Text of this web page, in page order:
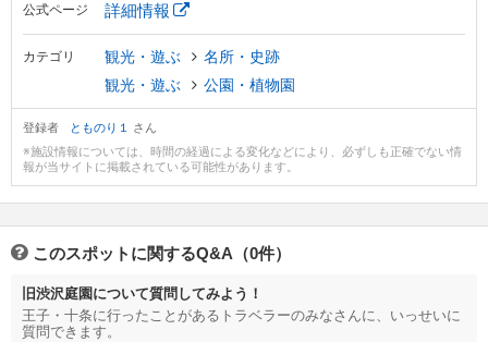
公式ページ 詳細情報
カテゴリ 観光・遊ぶ
名所・史跡
観光・遊ぶ
公園・植物園
登録者 とものり１ さん
※施設情報については、時間の経過による変化などにより、必ずしも正確でない情
報が当サイトに掲載されている可能性があります。
このスポットに関するQ&A（0件）
旧渋沢庭園について質問してみよう！
王子・十条に行ったことがあるトラベラーのみなさんに、いっせいに
質問できます。